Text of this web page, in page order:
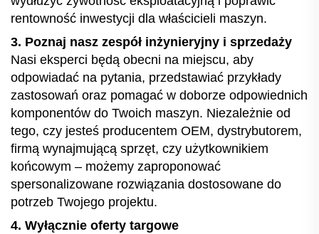
rentowność inwestycji dla właścicieli maszyn.
3. Poznaj nasz zespół inżynieryjny i sprzedaży
Nasi eksperci będą obecni na miejscu, aby
odpowiadać na pytania, przedstawiać przykłady
zastosowań oraz pomagać w doborze odpowiednich
komponentów do Twoich maszyn. Niezależnie od
tego, czy jesteś producentem OEM, dystrybutorem,
firmą wynajmującą sprzęt, czy użytkownikiem
końcowym – możemy zaproponować
spersonalizowane rozwiązania dostosowane do
potrzeb Twojego projektu.
4. Wyłącznie oferty targowe